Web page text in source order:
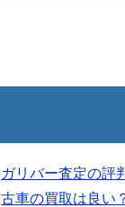
ガリバー査定の評
古車の買取は良い